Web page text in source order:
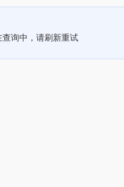
查询中，请刷新重试